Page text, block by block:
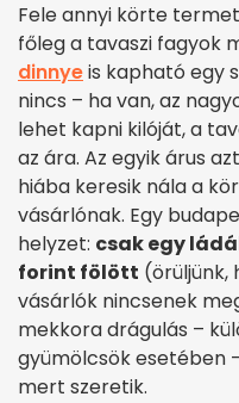
Fele annyi körte
főleg a tavaszi fagyok
dinnyeis kapható egy
nincs – ha van, az
lehet kapni kilóját, a
az ára. Az egyik árus
hiába keresik nála a
vásárlónak. Egy
helyzet: csak egy
forint fölött (örüljünk,
vásárlók nincsenek
mekkora drágulás –
gyümölcsök esetében
mert szeretik.